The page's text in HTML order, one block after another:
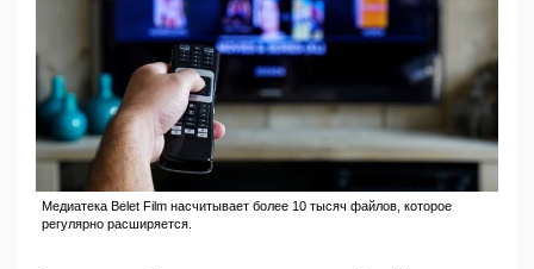
Медиатека Belet Film насчитывает более 10 тысяч файлов, которое
регулярно расширяется.